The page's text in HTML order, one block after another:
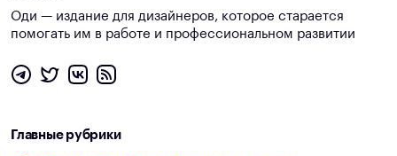
Оди — издание для дизайнеров, которое старается
помогать им в работе и профессиональном развитии
Главные рубрики